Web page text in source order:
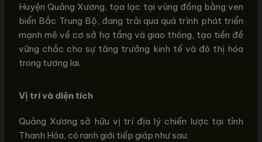
Huyện Quảng Xương, tọa lạc tại vùng đồng bằng ven
biển Bắc Trung Bộ, đang trải qua quá trình phát triển
mạnh mẽ về cơ sở hạ tầng và giao thông, tạo tiền đề
vững chắc cho sự tăng trưởng kinh tế và đô thị hóa
trong tương lai.
Vị trí và diện tích
Quảng Xương sở hữu vị trí địa lý chiến lược tại tỉnh
Thanh Hóa, có ranh giới tiếp giáp như sau: